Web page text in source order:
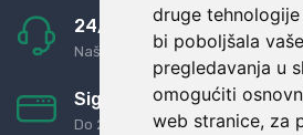
druge
bi poboljšala
pregledavanja u
omogućiti
web stranice, za
24/7 odlična podrška
Naši agenti uvijek na raspolaganju
Sigurno obročno plaćanje
Do 24 rata bez kamata